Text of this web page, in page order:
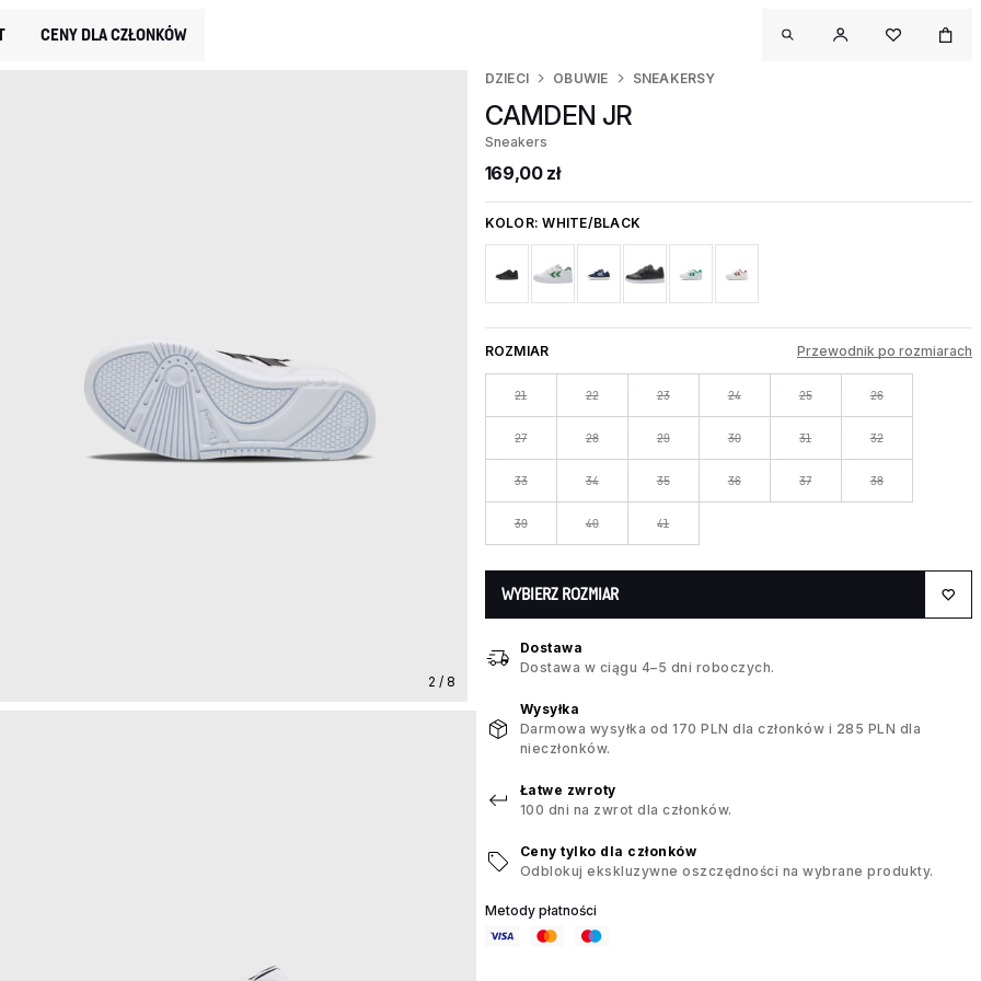
CENY DLA CZŁONKÓW
2 / 8
DZIECI OBUWIE SNEAKERSY
CAMDEN JR
Sneakers
169,00 zł
KOLOR:WHITE/BLACK
ROZMIAR Przewodnik po rozmiarach
21 22 23 24 25 26
27 28 29 30 31 32
33 34 35 36 37 38
39 40 41
WYBIERZ ROZMIAR
Dostawa
Dostawa w ciągu 4–5 dni roboczych.
Wysyłka
Darmowa wysyłka od 170 PLN dla członków i 285 PLN dla
nieczłonków.
Łatwe zwroty
100 dni na zwrot dla członków.
Ceny tylko dla członków
Odblokuj ekskluzywne oszczędności na wybrane produkty.
Metody płatności